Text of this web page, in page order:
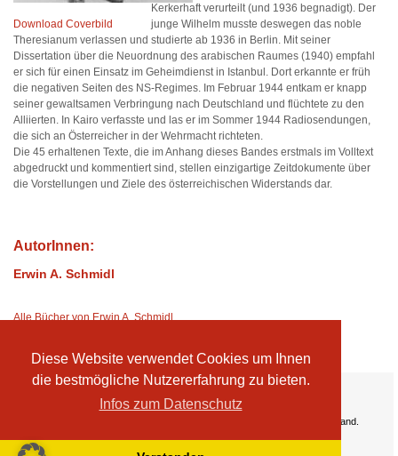
Diese Website verwendet Cookies um Ihnen
die bestmögliche Nutzererfahrung zu bieten.
Infos zum Datenschutz
Download Coverbild
Kerkerhaft verurteilt (und 1936 begnadigt). Der
junge Wilhelm musste deswegen das noble
Theresianum verlassen und studierte ab 1936 in Berlin. Mit seiner
Dissertation über die Neuordnung des arabischen Raumes (1940) empfahl
er sich für einen Einsatz im Geheimdienst in Istanbul. Dort erkannte er früh
die negativen Seiten des NS-Regimes. Im Februar 1944 entkam er knapp
seiner gewaltsamen Verbringung nach Deutschland und flüchtete zu den
Alliierten. In Kairo verfasste und las er im Sommer 1944 Radiosendungen,
die sich an Österreicher in der Wehrmacht richteten.
Die 45 erhaltenen Texte, die im Anhang dieses Bandes erstmals im Volltext
abgedruckt und kommentiert sind, stellen einzigartige Zeitdokumente über
die Vorstellungen und Ziele des österreichischen Widerstands dar.
AutorInnen:
Erwin A. Schmidl
Alle Bücher von Erwin A. Schmidl
Wir liefern kostenlos ab EUR 50,- Bestellwert nach Österreich und Deutschland.
Wir akzeptieren Kreditkarte, PayPal, Sofortüberweisung